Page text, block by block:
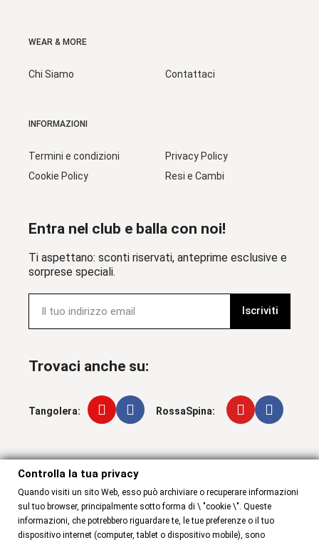
WEAR & MORE
Chi Siamo Contattaci
INFORMAZIONI
Termini e condizioni
Cookie Policy
Privacy Policy
Resi e Cambi
Entra nel club e balla con noi!
Ti aspettano: sconti riservati, anteprime esclusive e
sorprese speciali.
Iscriviti
Trovaci anche su:
Tangolera: RossaSpina:
Controlla la tua privacy
Controlla la tua privacy
Quando visiti un sito Web, esso può archiviare o recuperare informazioni
sul tuo browser, principalmente sotto forma di \ "cookie \". Queste
informazioni, che potrebbero riguardare te, le tue preferenze o il tuo
dispositivo internet (computer, tablet o dispositivo mobile), sono